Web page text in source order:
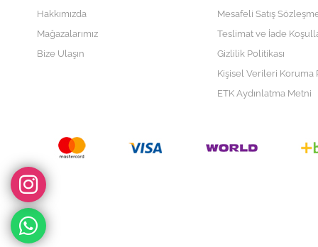
Hakkımızda
Mağazalarımız
Bize Ulaşın
Mesafeli Satış
Teslimat ve İade
Gizlilik Politikası
Kişisel Verileri Koruma
ETK Aydınlatma Metni